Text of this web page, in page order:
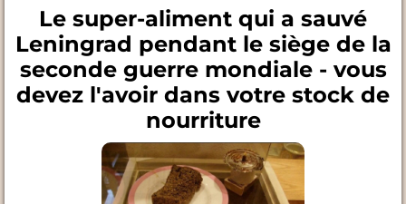
Le super-aliment qui a sauvé
Leningrad pendant le siège de la
seconde guerre mondiale - vous
devez l'avoir dans votre stock de
nourriture